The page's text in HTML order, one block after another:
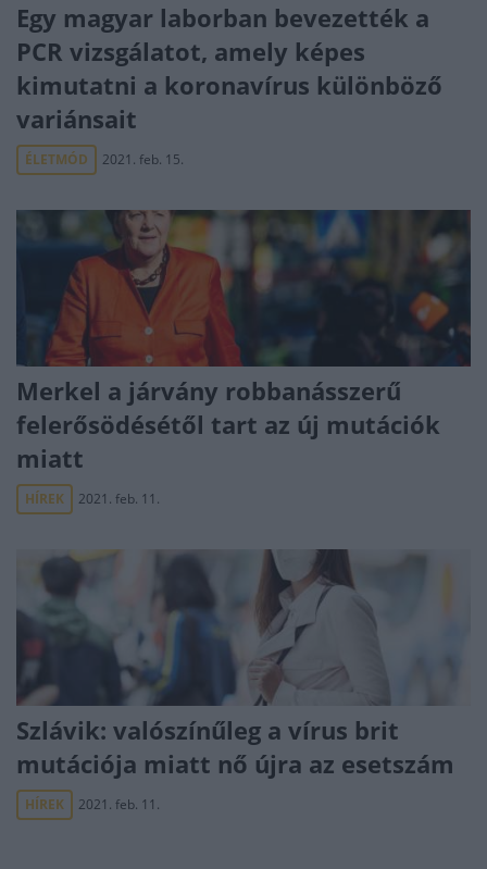
Egy magyar laborban bevezették a
PCR vizsgálatot, amely képes
kimutatni a koronavírus különböző
variánsait
ÉLETMÓD 2021. feb. 15.
Merkel a járvány robbanásszerű
felerősödésétől tart az új mutációk
miatt
HÍREK 2021. feb. 11.
Szlávik: valószínűleg a vírus brit
mutációja miatt nő újra az esetszám
HÍREK 2021. feb. 11.